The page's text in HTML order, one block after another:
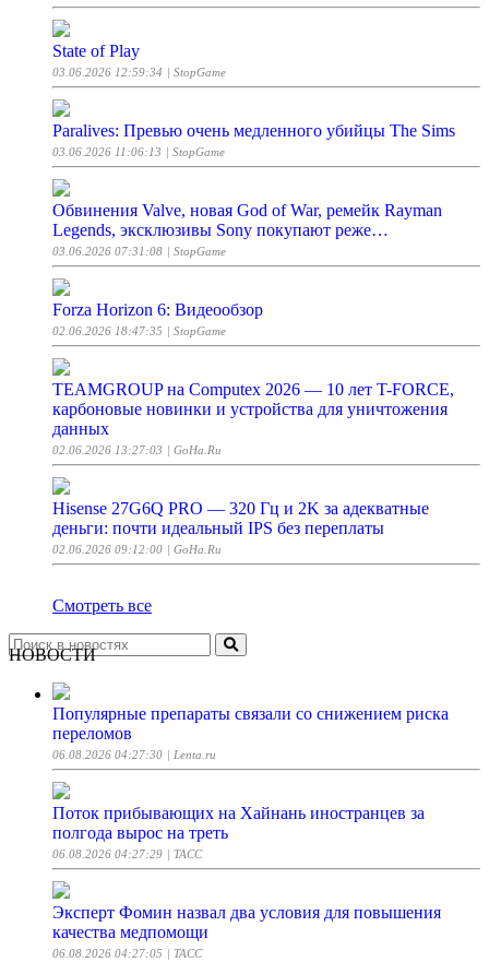
State of Play
03.06.2026 12:59:34 | StopGame
Paralives: Превью очень медленного убийцы The Sims
03.06.2026 11:06:13 | StopGame
Обвинения Valve, новая God of War, ремейк Rayman
Legends, эксклюзивы Sony покупают реже…
03.06.2026 07:31:08 | StopGame
Forza Horizon 6: Видеообзор
02.06.2026 18:47:35 | StopGame
TEAMGROUP на Computex 2026 — 10 лет T-FORCE,
карбоновые новинки и устройства для уничтожения
данных
02.06.2026 13:27:03 | GoHa.Ru
Hisense 27G6Q PRO — 320 Гц и 2K за адекватные
деньги: почти идеальный IPS без переплаты
02.06.2026 09:12:00 | GoHa.Ru
Смотреть все
НОВОСТИ
Популярные препараты связали со снижением риска
переломов
06.08.2026 04:27:30 | Lenta.ru
Поток прибывающих на Хайнань иностранцев за
полгода вырос на треть
06.08.2026 04:27:29 | ТАСС
Эксперт Фомин назвал два условия для повышения
качества медпомощи
06.08.2026 04:27:05 | ТАСС